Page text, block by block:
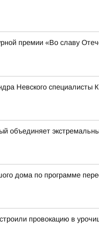
премии «Во славу
Невского
объединяет
дома по программе
провокацию в